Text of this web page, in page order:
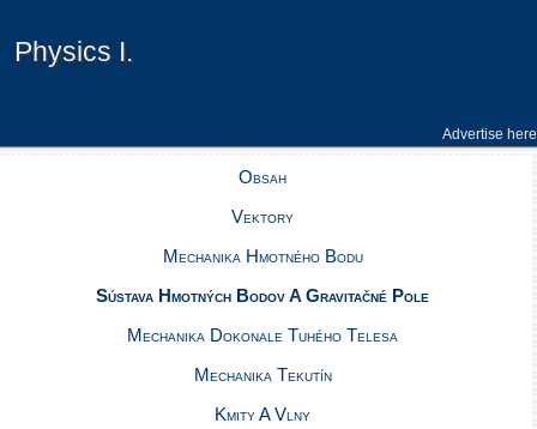
Advertise here
Physics I.
Physics I.
Obsah
Vektory
Mechanika Hmotného Bodu
Sústava Hmotných Bodov A Gravitačné Pole
Mechanika Dokonale Tuhého Telesa
Mechanika Tekutín
Kmity A Vlny